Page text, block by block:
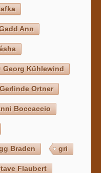
Ann
Georg Kühlewind
Gerlinde Ortner
Boccaccio
Braden gri
Flaubert